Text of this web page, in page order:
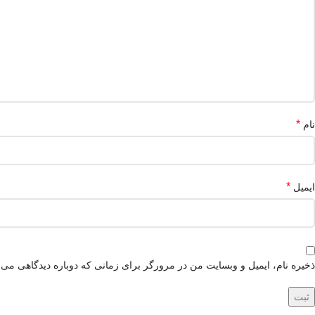
نام *
ایمیل *
ذخیره نام، ایمیل و وبسایت من در مرورگر برای زمانی که دوباره دیدگاهی